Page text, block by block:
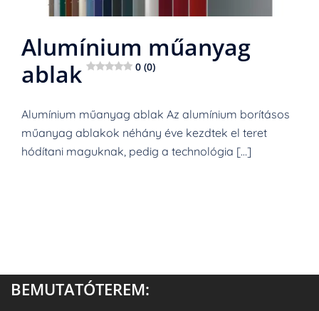
Alumínium műanyag
ablak
0 (0)
Alumínium műanyag ablak Az alumínium borításos
műanyag ablakok néhány éve kezdtek el teret
hódítani maguknak, pedig a technológia […]
BEMUTATÓTEREM: